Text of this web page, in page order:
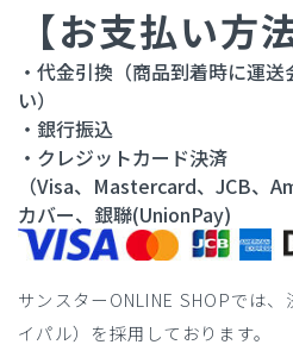
【お支払い方
・代金引換（商品到着時に運
い）
・銀行振込
・クレジットカード決済
（Visa、Mastercard、JCB、
カバー、銀聯(UnionPay)
サンスターONLINE SHOPでは
イパル）を採用しております。